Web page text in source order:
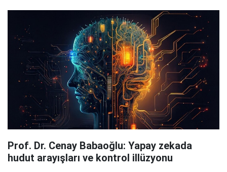
Prof. Dr. Cenay Babaoğlu: Yapay zekada
hudut arayışları ve kontrol illüzyonu